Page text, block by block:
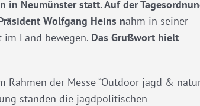
in Neumünster statt. Auf der
Wolfgang Heins nahm in seiner
im Land bewegen. Das Grußwort hielt
der Messe “Outdoor jagd &
standen die jagdpolitischen